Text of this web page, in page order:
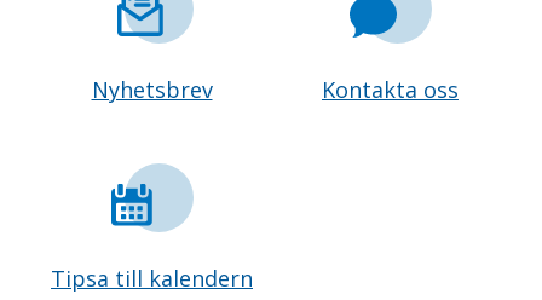
Nyhetsbrev Kontakta oss
Tipsa till kalendern